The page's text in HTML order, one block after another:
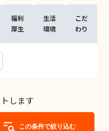
福利
厚生
生活
環境
こだ
わり
します
この条件で絞り込む